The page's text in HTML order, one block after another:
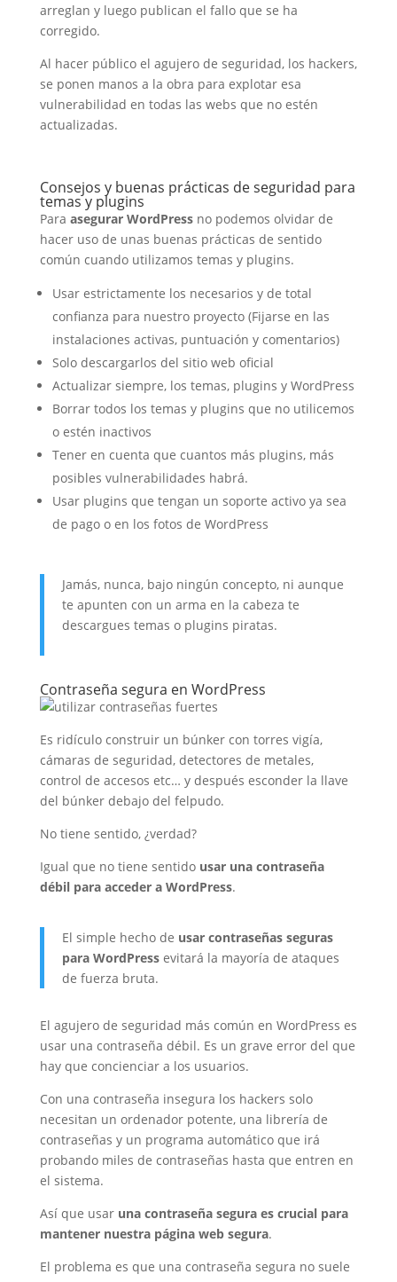
arreglan y luego publican el fallo que se ha
corregido.
Al hacer público el agujero de seguridad, los hackers,
se ponen manos a la obra para explotar esa
vulnerabilidad en todas las webs que no estén
actualizadas.
Consejos y buenas prácticas de seguridad para
temas y plugins
Para asegurar WordPressno podemos olvidar de
hacer uso de unas buenas prácticas de sentido
común cuando utilizamos temas y plugins.
Usar estrictamente los necesarios y de total
confianza para nuestro proyecto (Fijarse en las
instalaciones activas, puntuación y comentarios)
Solo descargarlos del sitio web oficial
Actualizar siempre, los temas, plugins y WordPress
Borrar todos los temas y plugins que no utilicemos
o estén inactivos
Tener en cuenta que cuantos más plugins, más
posibles vulnerabilidades habrá.
Usar plugins que tengan un soporte activo ya sea
de pago o en los fotos de WordPress
Jamás, nunca, bajo ningún concepto, ni aunque
te apunten con un arma en la cabeza te
descargues temas o plugins piratas.
Contraseña segura en WordPress
Es ridículo construir un búnker con torres vigía,
cámaras de seguridad, detectores de metales,
control de accesos etc… y después esconder la llave
del búnker debajo del felpudo.
No tiene sentido, ¿verdad?
Igual que no tiene sentido usar una contraseña
débil para acceder a WordPress.
El simple hecho de usar contraseñas seguras
para WordPressevitará la mayoría de ataques
de fuerza bruta.
El agujero de seguridad más común en WordPress es
usar una contraseña débil. Es un grave error del que
hay que concienciar a los usuarios.
Con una contraseña insegura los hackers solo
necesitan un ordenador potente, una librería de
contraseñas y un programa automático que irá
probando miles de contraseñas hasta que entren en
el sistema.
Así que usar una contraseña segura es crucial para
mantener nuestra página web segura.
El problema es que una contraseña segura no suele